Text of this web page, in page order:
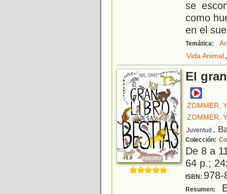
se
como
en el
Temática:
Vida Animal
El
ZOMMER,
ZOMMER,
Juventud ,
Colección:
De 8 a
64 p.;
ISBN: 978-
Resumen: